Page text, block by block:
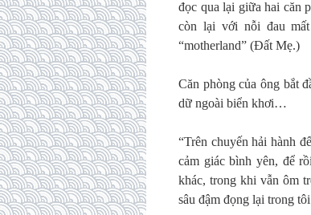
đọc qua lại giữa hai căn
còn lại với nỗi đau
“motherland” (Đất Mẹ.)
Căn phòng của ông bắt
dữ ngoài biển khơi…
“Trên chuyến hải hành
cảm giác bình yên, để
khác, trong khi vẫn ôm
sâu đậm đọng lại trong